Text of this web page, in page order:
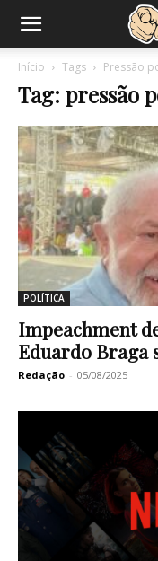
Início Tags Pressão
Tag: pressão
POLÍTICA
Impeachment
Eduardo Braga
Redação - 05/08/2025